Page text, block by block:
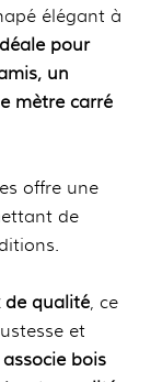
élégant à
pour
un
mètre carré
offre une
de
de qualité, ce
et
bois